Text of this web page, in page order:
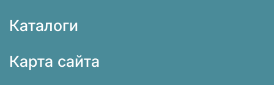
Каталоги
Карта сайта